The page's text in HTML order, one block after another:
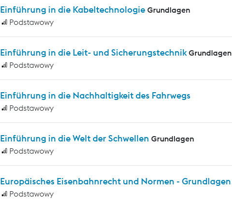
Einführung in die Kabeltechnologie Grundlagen
Podstawowy
Einführung in die Leit- und Sicherungstechnik Grundlagen
Podstawowy
Einführung in die Nachhaltigkeit des Fahrwegs
Podstawowy
Einführung in die Welt der Schwellen Grundlagen
Podstawowy
Europäisches Eisenbahnrecht und Normen - Grundlagen
Podstawowy